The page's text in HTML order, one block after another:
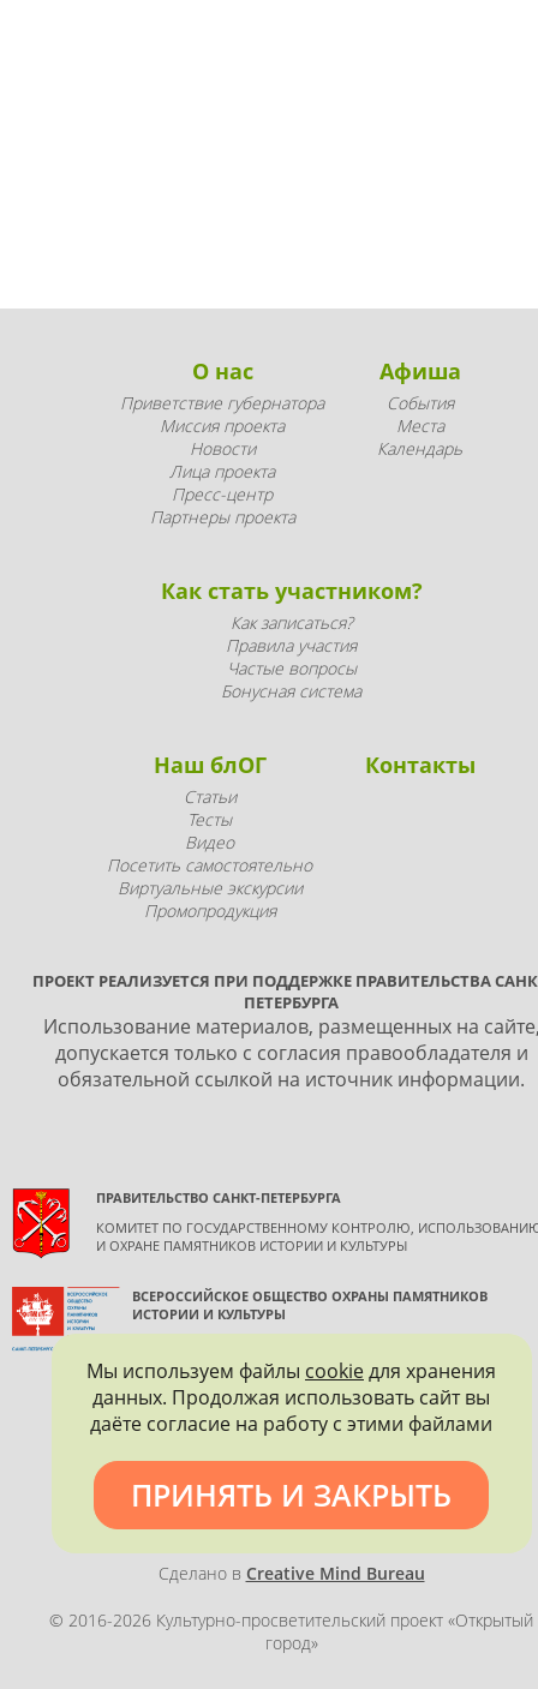
О нас
Приветствие губернатора
Миссия проекта
Новости
Лица проекта
Пресс-центр
Партнеры проекта
Афиша
События
Места
Календарь
Как стать участником?
Как записаться?
Правила участия
Частые вопросы
Бонусная система
Наш блОГ
Статьи
Тесты
Видео
Посетить самостоятельно
Виртуальные экскурсии
Промопродукция
Контакты
ПРОЕКТ РЕАЛИЗУЕТСЯ ПРИ ПОДДЕРЖКЕ ПРАВИТЕЛЬСТВА
ПЕТЕРБУРГА
Использование материалов, размещенных на
допускается только с согласия правообладателя и
обязательной ссылкой на источник информации.
ПРАВИТЕЛЬСТВО САНКТ-ПЕТЕРБУРГА
КОМИТЕТ ПО ГОСУДАРСТВЕННОМУ КОНТРОЛЮ,
И ОХРАНЕ ПАМЯТНИКОВ ИСТОРИИ И КУЛЬТУРЫ
ВСЕРОССИЙСКОЕ ОБЩЕСТВО ОХРАНЫ ПАМЯТНИКОВ
ИСТОРИИ И КУЛЬТУРЫ
Политика конфиденциальности
Сделано в Creative Mind Bureau
© 2016-2026 Культурно-просветительский проект «Открытый
город»
Мы используем файлы cookieдля хранения
данных. Продолжая использовать сайт вы
даёте согласие на работу с этими файлами
ПРИНЯТЬ И ЗАКРЫТЬ